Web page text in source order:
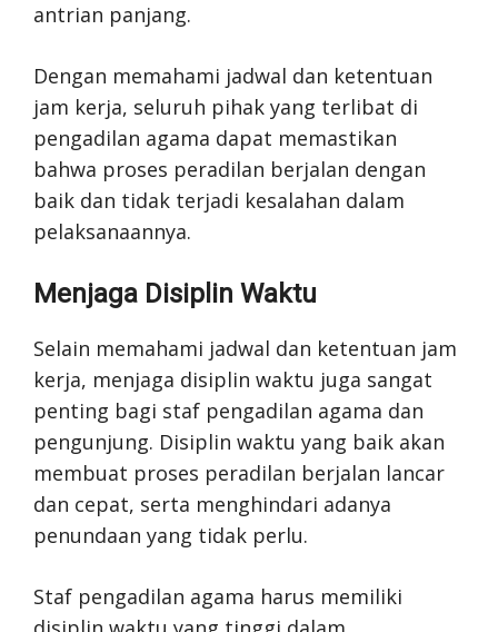
antrian panjang.
Dengan memahami jadwal dan ketentuan
jam kerja, seluruh pihak yang terlibat di
pengadilan agama dapat memastikan
bahwa proses peradilan berjalan dengan
baik dan tidak terjadi kesalahan dalam
pelaksanaannya.
Menjaga Disiplin Waktu
Selain memahami jadwal dan ketentuan jam
kerja, menjaga disiplin waktu juga sangat
penting bagi staf pengadilan agama dan
pengunjung. Disiplin waktu yang baik akan
membuat proses peradilan berjalan lancar
dan cepat, serta menghindari adanya
penundaan yang tidak perlu.
Staf pengadilan agama harus memiliki